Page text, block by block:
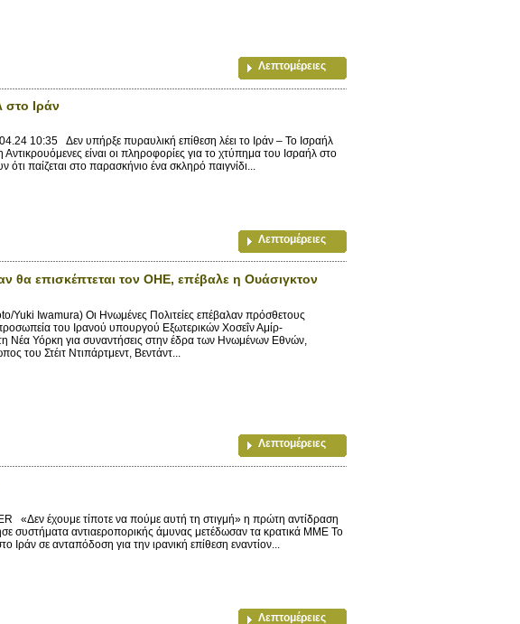
Λεπτομέρειες
στο Ιράν
10:35 Δεν υπήρξε πυραυλική επίθεση λέει το Ιράν – Το Ισραήλ
είναι οι πληροφορίες για το χτύπημα του Ισραήλ στο
ότι παίζεται στο παρασκήνιο ένα σκληρό παιγνίδι...
Λεπτομέρειες
θα επισκέπτεται τον ΟΗΕ, επέβαλε η Ουάσιγκτον
Iwamura) Οι Ηνωμένες Πολιτείες επέβαλαν πρόσθετους
του Ιρανού υπουργού Εξωτερικών Χοσεΐν Αμίρ-
Νέα Υόρκη για συναντήσεις στην έδρα των Ηνωμένων Εθνών,
του Στέιτ Ντιπάρτμεντ, Βεντάντ...
Λεπτομέρειες
«Δεν έχουμε τίποτε να πούμε αυτή τη στιγμή» η πρώτη αντίδραση
συστήματα αντιαεροπορικής άμυνας μετέδωσαν τα κρατικά ΜΜΕ Το
Ιράν σε ανταπόδοση για την ιρανική επίθεση εναντίον...
Λεπτομέρειες